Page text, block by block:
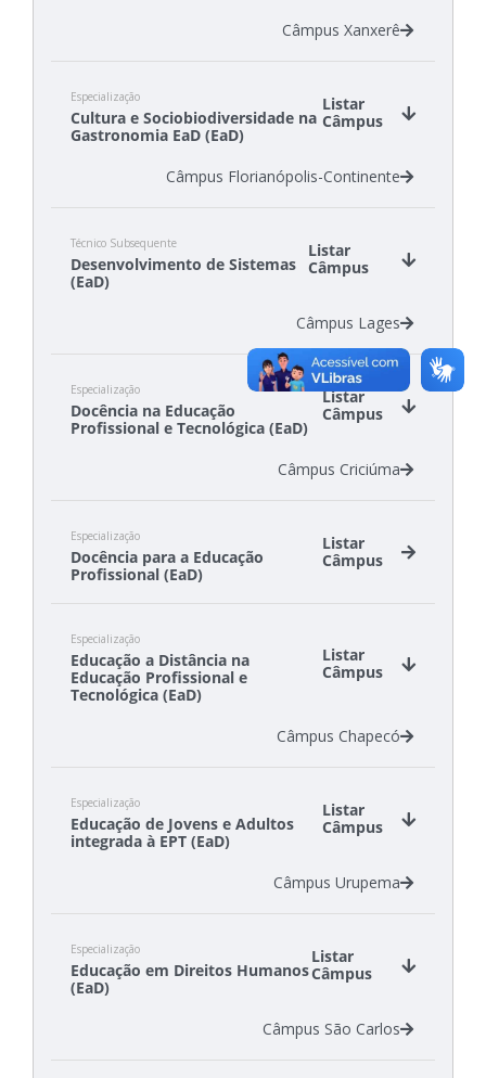
Câmpus Xanxerê
Especialização
Cultura e Sociobiodiversidade na
Gastronomia EaD (EaD)
Listar
Câmpus
Câmpus Florianópolis-Continente
Técnico Subsequente
Desenvolvimento de Sistemas
(EaD)
Listar
Câmpus
Câmpus Lages
Especialização
Docência na Educação
Profissional e Tecnológica (EaD)
Listar
Câmpus
Câmpus Criciúma
Especialização
Docência para a Educação
Profissional (EaD)
Listar
Câmpus
Câmpus Criciúma
Câmpus São Lourenço do Oeste
Câmpus Tubarão
Especialização
Educação a Distância na
Educação Profissional e
Tecnológica (EaD)
Listar
Câmpus
Câmpus Chapecó
Especialização
Educação de Jovens e Adultos
integrada à EPT (EaD)
Listar
Câmpus
Câmpus Urupema
Especialização
Educação em Direitos Humanos
(EaD)
Listar
Câmpus
Câmpus São Carlos